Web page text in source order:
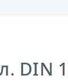
DIN